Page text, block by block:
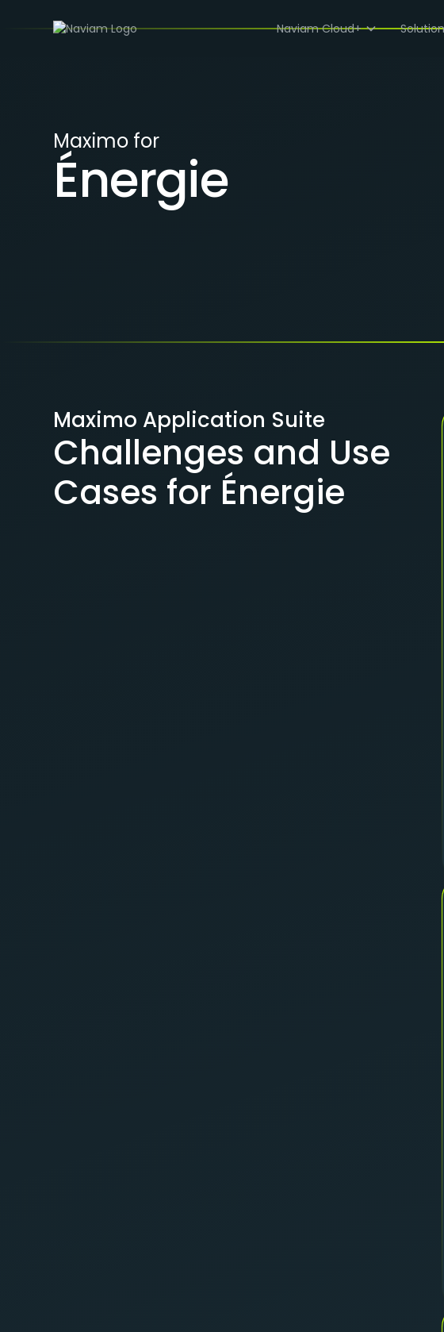
Naviam Cloud+
INDUSTRIES
Maximo for
Énergie
Maximo Application Suite
Challenges and Use
Cases for Énergie